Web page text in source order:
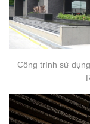
Công trình sử